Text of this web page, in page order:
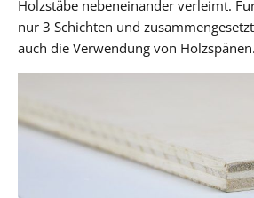
Holzstäbe nebeneinander verleimt.
nur 3 Schichten und
auch die Verwendung von Holzspänen.